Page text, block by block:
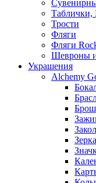
Таблички,
Трости
Фляги
Фляги
Шевроны
Украшения
Alchemy